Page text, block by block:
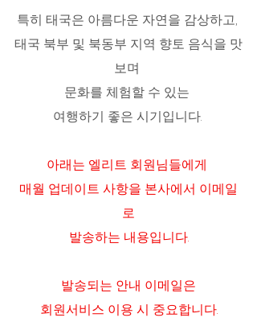
특히 태국은 아름다운 자연을 감상하고,
태국 북부 및 북동부 지역 향토 음식을 맛
보며
문화를 체험할 수 있는
여행하기 좋은 시기입니다.
아래는 엘리트 회원님들에게
매월 업데이트 사항을 본사에서 이메일
로
발송하는 내용입니다.
발송되는 안내 이메일은
회원서비스 이용 시 중요합니다.